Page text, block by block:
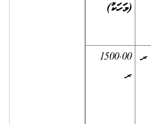
(މަހަކު)
1500.00
ރ